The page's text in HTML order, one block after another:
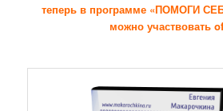
теперь в программе «ПОМОГИ
можно участвовать